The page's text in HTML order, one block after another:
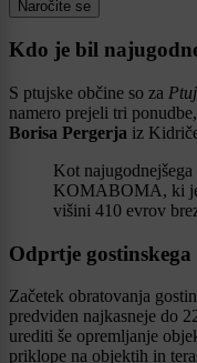
Naročite se
Kdo je bil
S ptujske občine so za
namero prejeli tri
Borisa Pergerja iz
Kot
KOMABOMA, ki je
višini 410 evrov
Odprtje
Začetek obratovanja
predviden najkasneje do
urediti še opremljanje
priklope na objektih in